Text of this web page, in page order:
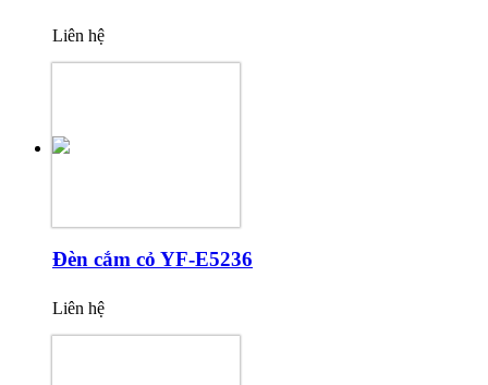
Liên hệ
Đèn cắm cỏ YF-E5236
Liên hệ